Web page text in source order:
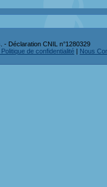
Déclaration CNIL n°1280329
de confidentialité | Nous